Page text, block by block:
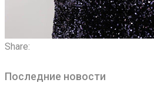
Share:
Последние новости